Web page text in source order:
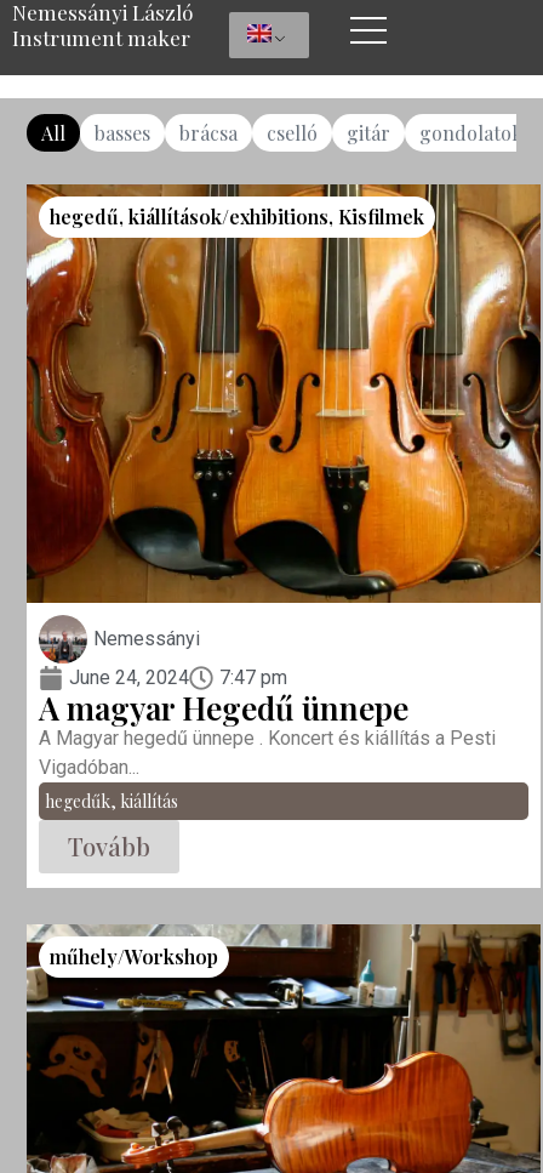
Nemessányi László
Instrument maker
basses brácsa cselló gitár gondolatok
All
hegedű,kiállítások/exhibitions, Kisfilmek
Nemessányi
June 24, 2024
7:47 pm
A magyar Hegedű ünnepe
A Magyar hegedű ünnepe . Koncert és kiállítás a Pesti
Vigadóban...
hegedűk, kiállítás
Tovább
műhely/Workshop